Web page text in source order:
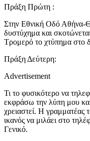
Πράξη Πρώτη :
Στην Εθνική Οδό Αθήνα-
δυστύχημα και
Τρομερό το χτύπημα στο
Πράξη Δεύτερη:
Advertisement
Τι το φυσικότερο να
εκφράσω την λύπη μου
χρειαστεί. Η γραμματέας
ικανός να μιλάει στο
Γενικό.